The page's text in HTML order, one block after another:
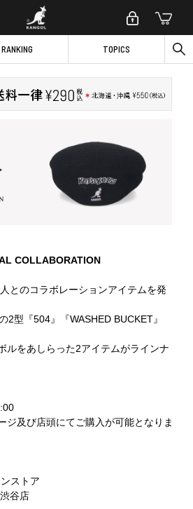
RANKING TOPICS
COLLABORATION
とのコラボレーションアイテムを発
2型『504』『WASHED BUCKET』
ルをあしらった2アイテムがラインナ
ジ及び店頭にてご購入が可能となりま
ストア
谷店